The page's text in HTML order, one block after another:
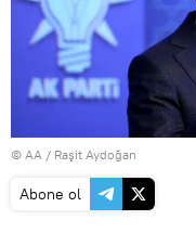
© AA / Raşit Aydoğan
Abone ol